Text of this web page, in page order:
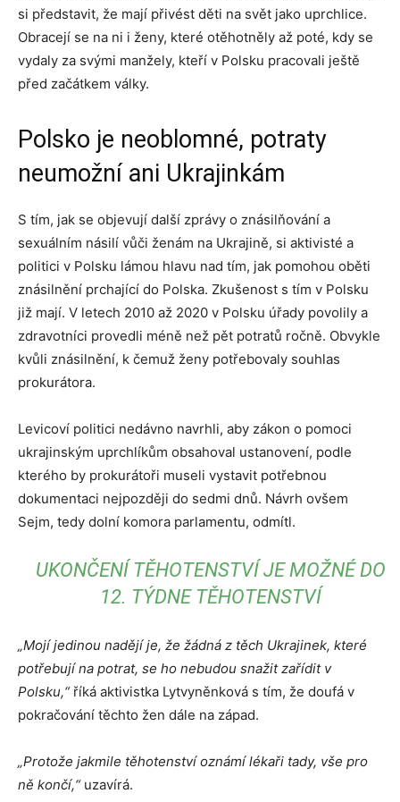
si představit, že mají přivést děti na svět jako uprchlice.
Obracejí se na ni i ženy, které otěhotněly až poté, kdy se
vydaly za svými manžely, kteří v Polsku pracovali ještě
před začátkem války.
Polsko je neoblomné, potraty
neumožní ani Ukrajinkám
S tím, jak se objevují další zprávy o znásilňování a
sexuálním násilí vůči ženám na Ukrajině, si aktivisté a
politici v Polsku lámou hlavu nad tím, jak pomohou oběti
znásilnění prchající do Polska. Zkušenost s tím v Polsku
již mají. V letech 2010 až 2020 v Polsku úřady povolily a
zdravotníci provedli méně než pět potratů ročně. Obvykle
kvůli znásilnění, k čemuž ženy potřebovaly souhlas
prokurátora.
Levicoví politici nedávno navrhli, aby zákon o pomoci
ukrajinským uprchlíkům obsahoval ustanovení, podle
kterého by prokurátoři museli vystavit potřebnou
dokumentaci nejpozději do sedmi dnů. Návrh ovšem
Sejm, tedy dolní komora parlamentu, odmítl.
UKONČENÍ TĚHOTENSTVÍ JE MOŽNÉ DO
12. TÝDNE TĚHOTENSTVÍ
„Mojí jedinou nadějí je, že žádná z těch Ukrajinek, které
potřebují na potrat, se ho nebudou snažit zařídit v
Polsku,“říká aktivistka Lytvyněnková s tím, že doufá v
pokračování těchto žen dále na západ.
„Protože jakmile těhotenství oznámí lékaři tady, vše pro
ně končí,“uzavírá.